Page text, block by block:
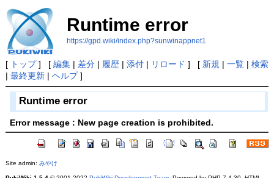
Runtime error
https://gpd.wiki/index.php?sunwinappnet1
[ トップ] [ 編集| 差分| 履歴| 添付| リロード ] [ 新規 | 一覧| 検索
| 最終更新| ヘルプ]
Runtime error
Error message : New page creation is prohibited.
Site admin: みやけ